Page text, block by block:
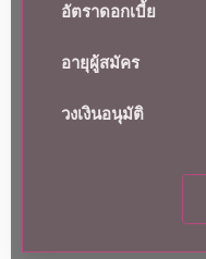
อัตราดอกเบี้ย
อายุผู้สมัคร
วงเงินอนุมัติ